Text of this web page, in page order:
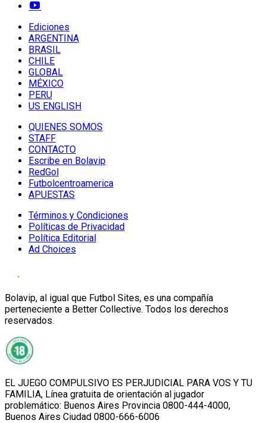
Ediciones
ARGENTINA
BRASIL
CHILE
GLOBAL
MÉXICO
PERU
US ENGLISH
QUIENES SOMOS
STAFF
CONTACTO
Escribe en Bolavip
RedGol
Futbolcentroamerica
APUESTAS
Términos y Condiciones
Políticas de Privacidad
Política Editorial
Ad Choices
Bolavip, al igual que Futbol Sites, es una compañía
perteneciente a Better Collective. Todos los derechos
reservados.
EL JUEGO COMPULSIVO ES PERJUDICIAL PARA VOS Y TU
FAMILIA, Línea gratuita de orientación al jugador
problemático: Buenos Aires Provincia 0800-444-4000,
Buenos Aires Ciudad 0800-666-6006